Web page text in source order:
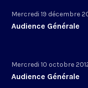
Mercredi 19 décembre
Audience Générale
Mercredi 10 octobre
Audience Générale